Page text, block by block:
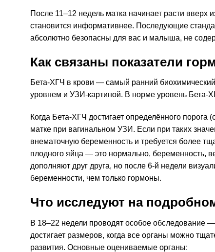
После 11–12 недель матка начинает расти
становится информативнее. Последующие
абсолютно безопасны для вас и малыша, не
Как связаны показатели
Бета-ХГЧ в крови — самый ранний
уровнем и УЗИ-картиной. В норме уровень Бета-
Когда Бета-ХГЧ достигает определённого
матке при вагинальном УЗИ. Если при таких
внематочную беременность и требуется более
плодного яйца — это нормально, беременность,
дополняют друг друга, но после 6-й недели
беременности, чем только гормоны.
Что исследуют на
В 18–22 недели проводят особое обследование
достигает размеров, когда все органы можно
развития. Основные оцениваемые органы: